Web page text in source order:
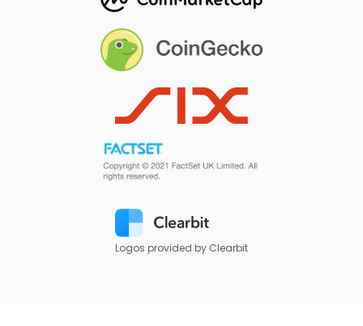
Logos provided by Clearbit